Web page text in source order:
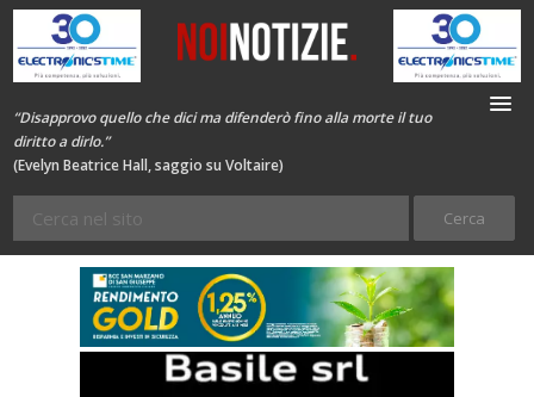
“Disapprovo quello che dici ma difenderò fino alla morte il tuo
diritto a dirlo.”
(Evelyn Beatrice Hall, saggio su Voltaire)